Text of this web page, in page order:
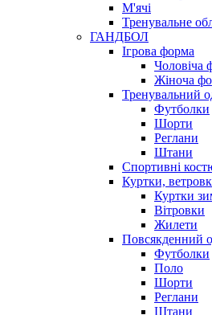
М'ячі
Тренувальне
ГАНДБОЛ
Ігрова форма
Чоловіча
Жіноча
Тренувальний
Футболки
Шорти
Реглани
Штани
Спортивні
Куртки,
Куртки
Вітровки
Жилети
Повсякденний
Футболки
Поло
Шорти
Реглани
Штани